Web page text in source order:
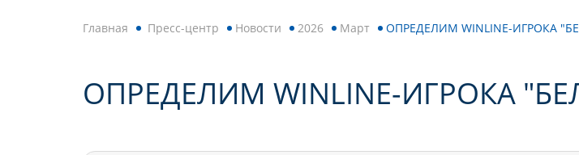
Главная Пресс-центр Новости 2026 Март ОПРЕДЕЛИМ WINLINE-ИГРОКА
ОПРЕДЕЛИМ WINLINE-ИГРОКА